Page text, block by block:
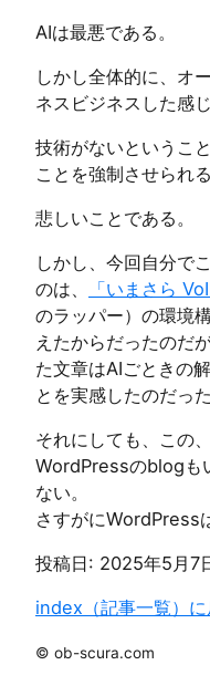
AIは最悪である。
しかし全体的に、オ
ネスビジネスした感
技術がないというこ
ことを強制させられ
悲しいことである。
しかし、今回自分で
のは、
「いまさら
のラッパー）の環境
えたからだったのだ
た文章はAIごときの
とを実感したのだった
それにしても、この
WordPressのblogも
ない。
さすがにWordPress
投稿日: 2025年5月7
index（記事一覧）に
© ob-scura.com